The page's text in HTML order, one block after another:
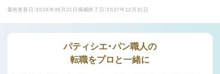
最終更新日：2024年08月21日 掲載終了日：2027年12月31日
パティシエ・パン職人の
転職をプロと一緒に